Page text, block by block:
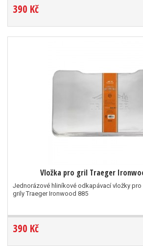
390 Kč
Vložka pro gril Traeger
Jednorázové hliníkové odkapávací vložky
grily Traeger Ironwood 885
390 Kč